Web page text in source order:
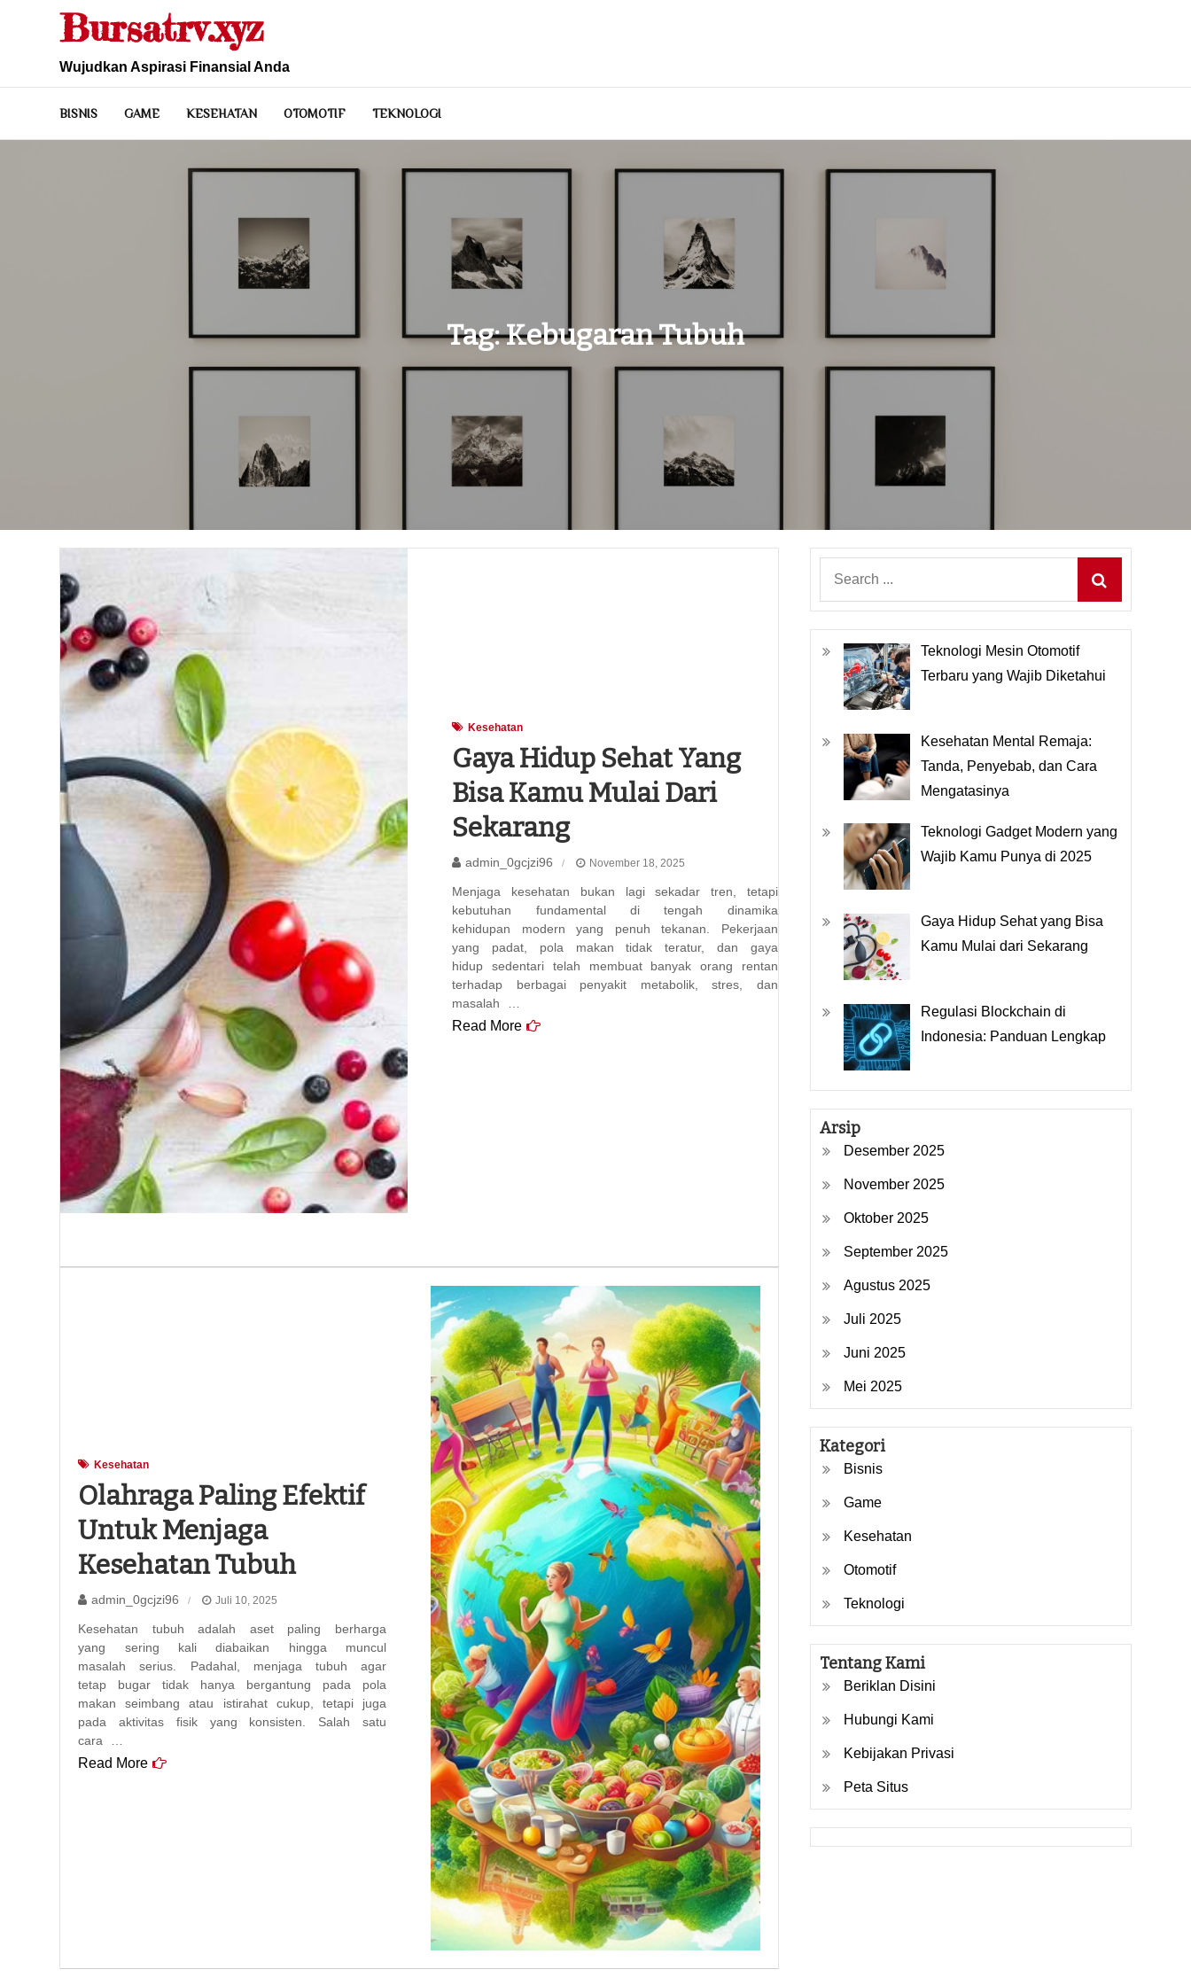
Bursatrv.xyz
Wujudkan Aspirasi Finansial Anda
BISNIS GAME KESEHATAN OTOMOTIF TEKNOLOGI
Tag:Kebugaran Tubuh
Kesehatan
Gaya Hidup Sehat Yang
Bisa Kamu Mulai Dari
Sekarang
admin_0gcjzi96 November 18, 2025
Menjaga kesehatan bukan lagi sekadar tren, tetapi
kebutuhan fundamental di tengah dinamika
kehidupan modern yang penuh tekanan. Pekerjaan
yang padat, pola makan tidak teratur, dan gaya
hidup sedentari telah membuat banyak orang rentan
terhadap berbagai penyakit metabolik, stres, dan
masalah …
Read More
Kesehatan
Olahraga Paling Efektif
Untuk Menjaga
Kesehatan Tubuh
admin_0gcjzi96 Juli 10, 2025
Kesehatan tubuh adalah aset paling berharga
yang sering kali diabaikan hingga muncul
masalah serius. Padahal, menjaga tubuh agar
tetap bugar tidak hanya bergantung pada pola
makan seimbang atau istirahat cukup, tetapi juga
pada aktivitas fisik yang konsisten. Salah satu
cara …
Read More
Teknologi Mesin Otomotif
Terbaru yang Wajib Diketahui
Kesehatan Mental Remaja:
Tanda, Penyebab, dan Cara
Mengatasinya
Teknologi Gadget Modern yang
Wajib Kamu Punya di 2025
Gaya Hidup Sehat yang Bisa
Kamu Mulai dari Sekarang
Regulasi Blockchain di
Indonesia: Panduan Lengkap
Arsip
Desember 2025
November 2025
Oktober 2025
September 2025
Agustus 2025
Juli 2025
Juni 2025
Mei 2025
Kategori
Bisnis
Game
Kesehatan
Otomotif
Teknologi
Tentang Kami
Beriklan Disini
Hubungi Kami
Kebijakan Privasi
Peta Situs